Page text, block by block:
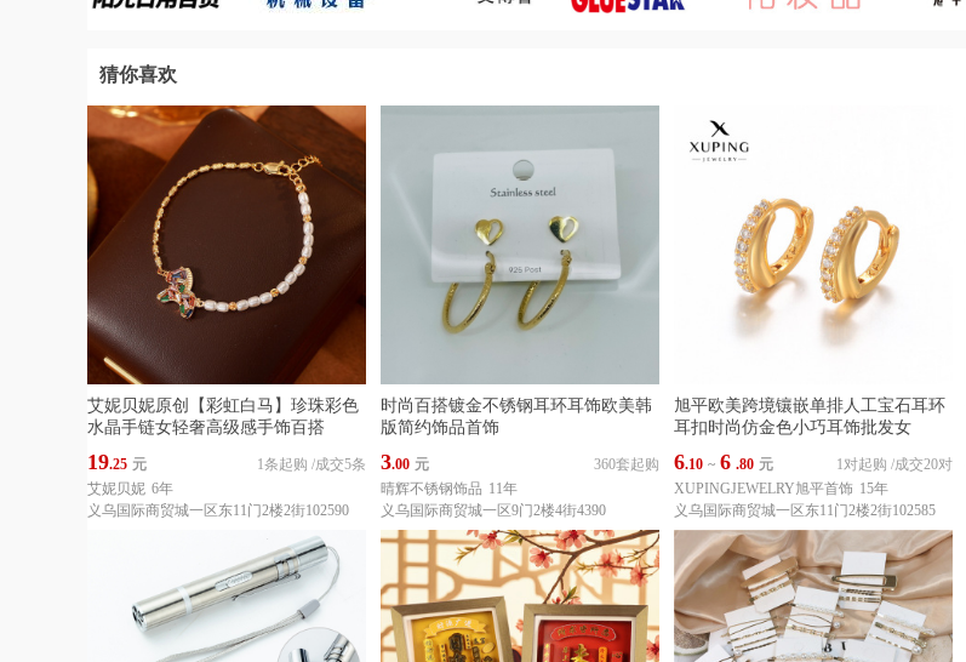
猜你喜欢
艾妮贝妮原创【彩虹白马】珍珠彩色
水晶手链女轻奢高级感手饰百搭
19.25 元 成交5条
1条起购 /
艾妮贝妮 6年
义乌国际商贸城一区东11门2楼2街102590
时尚百搭镀金不锈钢耳环耳饰欧美韩
版简约饰品首饰
3.00 元
360套起购
晴辉不锈钢饰品 11年
义乌国际商贸城一区9门2楼4街4390
旭平欧美跨境镶嵌单排人工宝石耳环
耳扣时尚仿金色小巧耳饰批发女
6.10 ~ 6 .80 元 成交20对
1对起购 /
XUPINGJEWELRY旭平首饰 15年
义乌国际商贸城一区东11门2楼2街102585